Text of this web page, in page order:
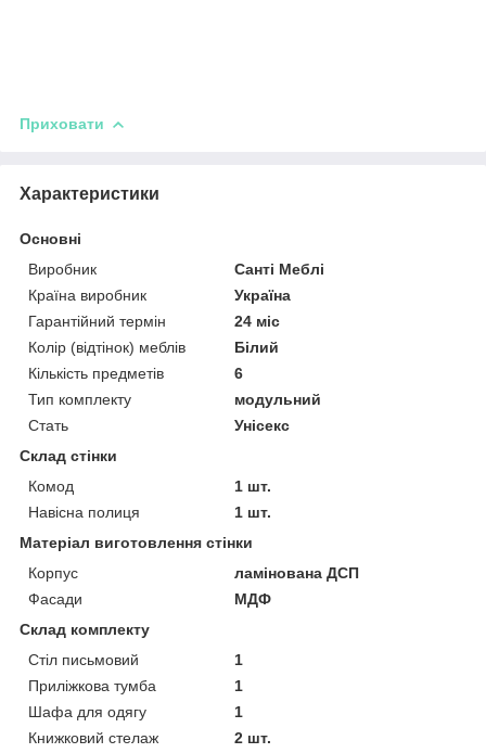
Приховати
Характеристики
Основні
Виробник
Санті Меблі
Країна виробник
Україна
Гарантійний термін
24 міс
Колір (відтінок) меблів
Білий
Кількість предметів
6
Тип комплекту
модульний
Стать
Унісекс
Склад стінки
Комод
1 шт.
Навісна полиця
1 шт.
Матеріал виготовлення стінки
Корпус
ламінована ДСП
Фасади
МДФ
Склад комплекту
Стіл письмовий
1
Приліжкова тумба
1
Шафа для одягу
1
Книжковий стелаж
2 шт.